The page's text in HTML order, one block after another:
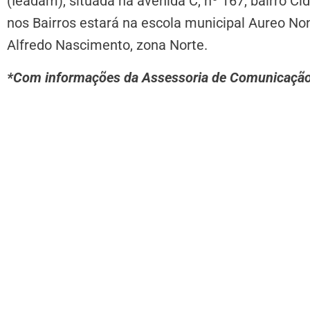
nos Bairros estará na escola municipal Aureo
Alfredo Nascimento, zona Norte.
*Com informações da Assessoria de